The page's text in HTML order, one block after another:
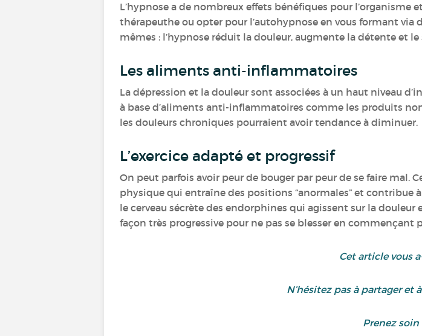
L’hypnose a de nombreux effets bénéfiques pour l’organisme
thérapeuthe ou opter pour l’autohypnose en vous formant via
mêmes : l’hypnose réduit la douleur, augmente la détente et
Les aliments anti-inflammatoires
La dépression et la douleur sont associées à un haut niveau
à base d’aliments anti-inflammatoires comme les produits
les douleurs chroniques pourraient avoir tendance à diminuer.
L’exercice adapté et progressif
On peut parfois avoir peur de bouger par peur de se faire mal.
physique qui entraîne des positions “anormales” et contribue
le cerveau sécrète des endorphines qui agissent sur la
façon très progressive pour ne pas se blesser en commençant
Cet article vous
N’hésitez pas à partager et
Prenez soin